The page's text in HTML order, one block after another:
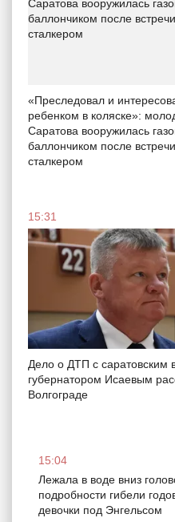
«Преследовал и
ребенком в коляске»:
Саратова вооружилась
баллончиком после
сталкером
15:31
Дело о ДТП с саратовским
губернатором Исаевым
Волгограде
15:04
Лежала в воде вниз
подробности гибели
девочки под Энгельсом